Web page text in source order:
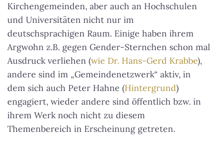
Kirchengemeinden, aber auch an Hochschulen
und Universitäten nicht nur im
deutschsprachigen Raum. Einige haben ihrem
Argwohn z.B. gegen Gender-Sternchen schon mal
Ausdruck verliehen (wie Dr. Hans-Gerd Krabbe),
andere sind im „Gemeindenetzwerk“ aktiv, in
dem sich auch Peter Hahne (Hintergrund)
engagiert, wieder andere sind öffentlich bzw. in
ihrem Werk noch nicht zu diesem
Themenbereich in Erscheinung getreten.